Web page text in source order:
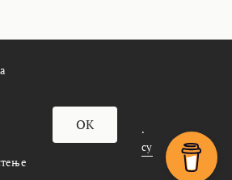
All Rights Reserved.
Æther Marketing Agency
Импресум
OK